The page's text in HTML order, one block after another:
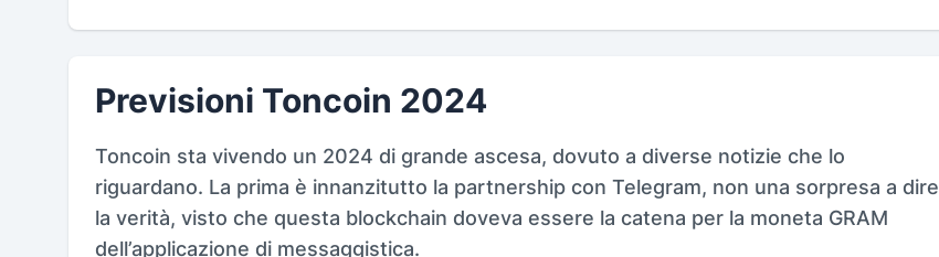
Previsioni Toncoin 2024
Toncoin sta vivendo un 2024 di grande ascesa, dovuto a diverse notizie che lo
riguardano. La prima è innanzitutto la partnership con Telegram, non una sorpresa a dire
la verità, visto che questa blockchain doveva essere la catena per la moneta GRAM
dell’applicazione di messaggistica.